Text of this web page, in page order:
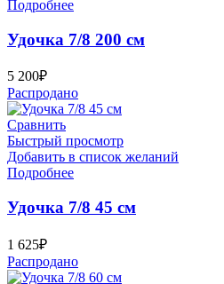
Подробнее
Удочка 7/8 200 см
5 200₽
Распродано
Сравнить
Быстрый просмотр
Добавить в список желаний
Подробнее
Удочка 7/8 45 см
1 625₽
Распродано